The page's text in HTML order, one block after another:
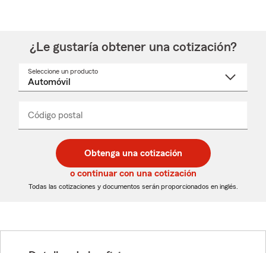
¿Le gustaría obtener una cotización?
Seleccione un producto
desplegable
Código postal
de
5
dígitos
de
5
dígitos
_____
Obtenga una cotización
o continuar con una cotización
Todas las cotizaciones y documentos serán proporcionados en inglés.